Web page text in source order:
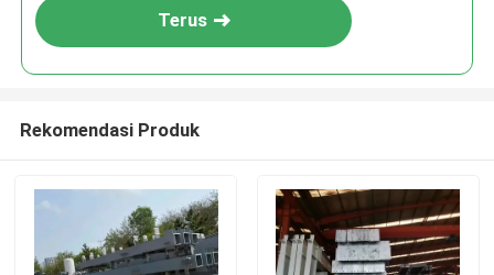
Terus
Rekomendasi Produk